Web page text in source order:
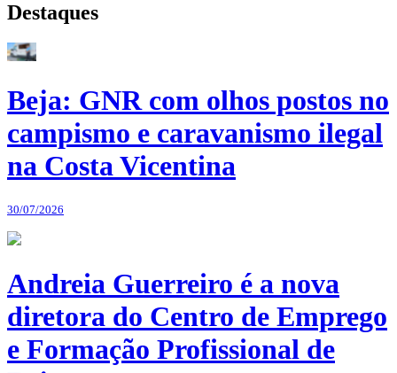
Destaques
Beja: GNR com olhos postos no
campismo e caravanismo ilegal
na Costa Vicentina
30/07/2026
Andreia Guerreiro é a nova
diretora do Centro de Emprego
e Formação Profissional de